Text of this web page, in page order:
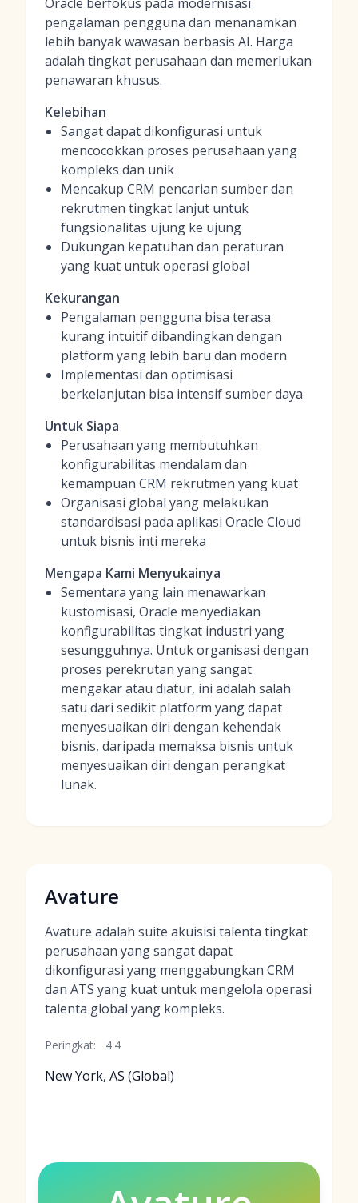
pengalaman pengguna dan menanamkan
lebih banyak wawasan berbasis AI. Harga
adalah tingkat perusahaan dan memerlukan
penawaran khusus.
Kelebihan
Sangat dapat dikonfigurasi untuk
mencocokkan proses perusahaan yang
kompleks dan unik
Mencakup CRM pencarian sumber dan
rekrutmen tingkat lanjut untuk
fungsionalitas ujung ke ujung
Dukungan kepatuhan dan peraturan
yang kuat untuk operasi global
Kekurangan
Pengalaman pengguna bisa terasa
kurang intuitif dibandingkan dengan
platform yang lebih baru dan modern
Implementasi dan optimisasi
berkelanjutan bisa intensif sumber daya
Untuk Siapa
Perusahaan yang membutuhkan
konfigurabilitas mendalam dan
kemampuan CRM rekrutmen yang kuat
Organisasi global yang melakukan
standardisasi pada aplikasi Oracle Cloud
untuk bisnis inti mereka
Mengapa Kami Menyukainya
Sementara yang lain menawarkan
kustomisasi, Oracle menyediakan
konfigurabilitas tingkat industri yang
sesungguhnya. Untuk organisasi dengan
proses perekrutan yang sangat
mengakar atau diatur, ini adalah salah
satu dari sedikit platform yang dapat
menyesuaikan diri dengan kehendak
bisnis, daripada memaksa bisnis untuk
menyesuaikan diri dengan perangkat
lunak.
Avature
Avature adalah suite akuisisi talenta tingkat
perusahaan yang sangat dapat
dikonfigurasi yang menggabungkan CRM
dan ATS yang kuat untuk mengelola operasi
talenta global yang kompleks.
Peringkat: 4.4
New York, AS (Global)